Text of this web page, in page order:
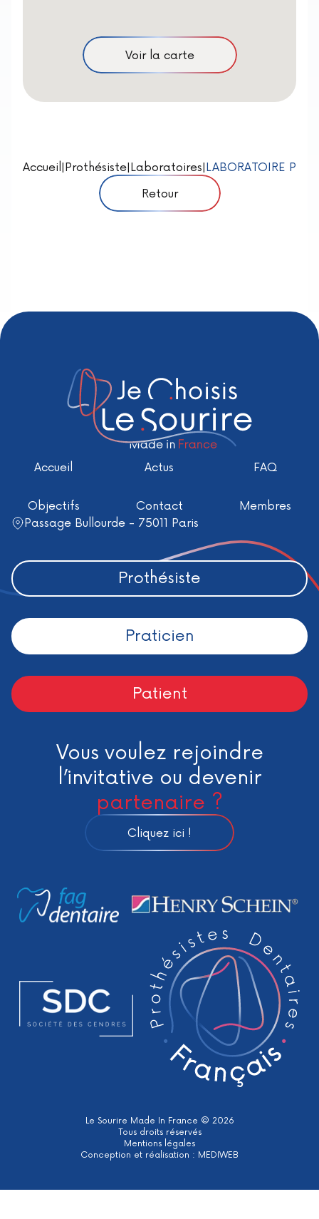
Voir la carte
Accueil Prothésiste Laboratoires LABORATOIRE
Retour
Accueil Actus FAQ
Objectifs Contact
Membres
Passage Bullourde - 75011 Paris
Prothésiste
Praticien
Patient
Vous voulez rejoindre
l’invitative ou devenir
partenaire ?
Cliquez ici !
Le Sourire Made In France © 2026
Tous droits réservés
Mentions légales
Conception et réalisation : MEDIWEB